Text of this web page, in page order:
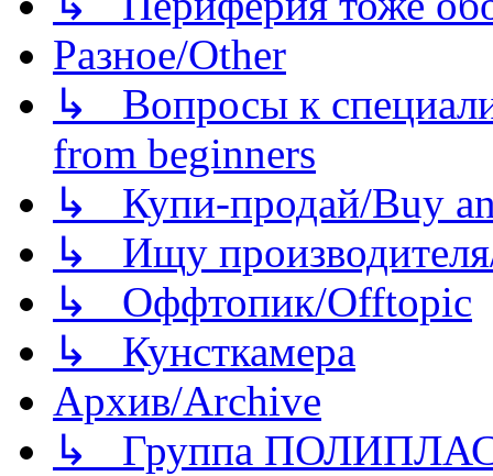
Разное/Other
↳ Вопросы к
from beginners
↳ Купи-продай/Buy
↳ Ищу
↳ Оффтопик/Offtopic
↳ Кунсткамера
Архив/Archive
↳ Группа